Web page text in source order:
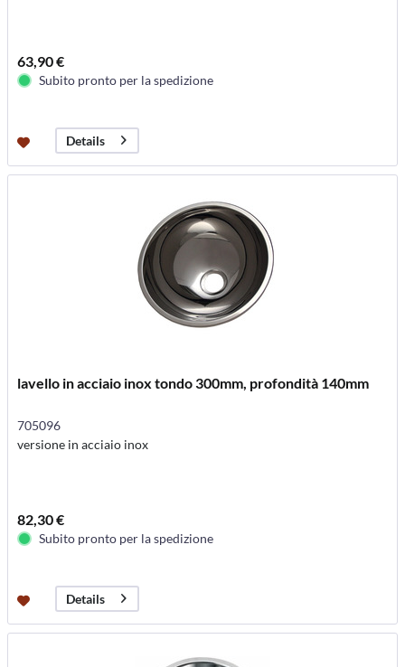
63,90 €
Subito pronto per la spedizione
Details
lavello in acciaio inox tondo 300mm, profondità 140mm
705096
versione in acciaio inox
82,30 €
Subito pronto per la spedizione
Details